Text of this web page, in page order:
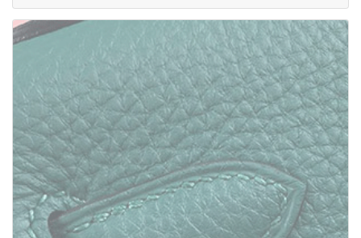
6049385 /鞋子 来自于 汤姆福特/TOM FORD